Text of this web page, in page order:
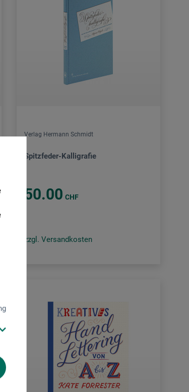
Verlag Hermann Schmidt
Spitzfeder-Kalligrafie
50.00 CHF
zzgl. Versandkosten